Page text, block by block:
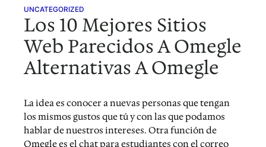
UNCATEGORIZED
Los 10 Mejores Sitios
Web Parecidos A Omegle
Alternativas A Omegle
La idea es conocer a nuevas personas que tengan
los mismos gustos que tú y con las que podamos
hablar de nuestros intereses. Otra función de
Omegle es el chat para estudiantes con el correo